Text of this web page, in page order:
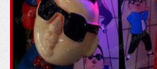
glow gözlük
glow kolye
glow taç